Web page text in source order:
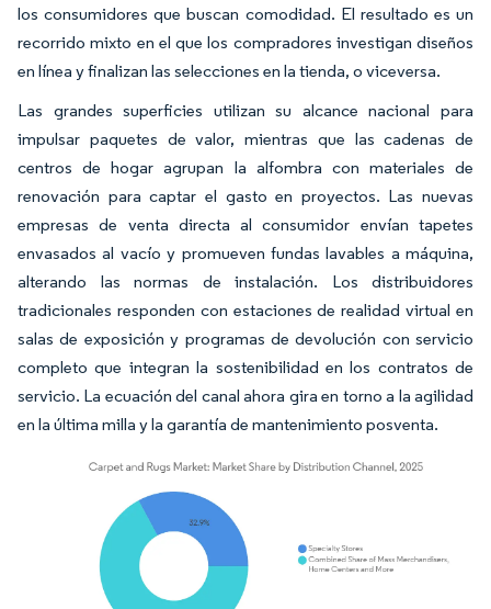
los consumidores que buscan comodidad. El resultado es un
recorrido mixto en el que los compradores investigan diseños
en línea y finalizan las selecciones en la tienda, o viceversa.
Las grandes superficies utilizan su alcance nacional para
impulsar paquetes de valor, mientras que las cadenas de
centros de hogar agrupan la alfombra con materiales de
renovación para captar el gasto en proyectos. Las nuevas
empresas de venta directa al consumidor envían tapetes
envasados al vacío y promueven fundas lavables a máquina,
alterando las normas de instalación. Los distribuidores
tradicionales responden con estaciones de realidad virtual en
salas de exposición y programas de devolución con servicio
completo que integran la sostenibilidad en los contratos de
servicio. La ecuación del canal ahora gira en torno a la agilidad
en la última milla y la garantía de mantenimiento posventa.